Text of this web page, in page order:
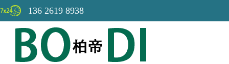
136 2619 8938